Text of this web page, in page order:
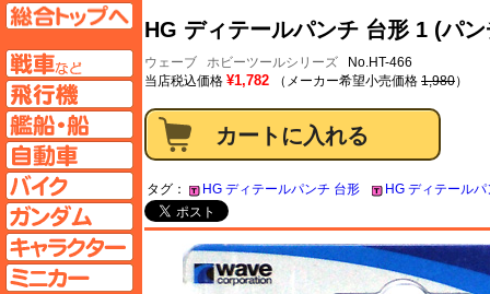
HG ディテールパンチ 台形 1 (パ
ウェーブ ホビーツールシリーズ No.HT-466
当店税込価格 ¥1,782 （メーカー希望小売価格 1,980）
タグ： HG ディテールパンチ 台形 HG ディテールパ
AFV
飛行機ページへ
艦船ページへ
自動車ページへ
バイクページへ
ガンダムページへ
キャラクターページへ
ミニカーページへ